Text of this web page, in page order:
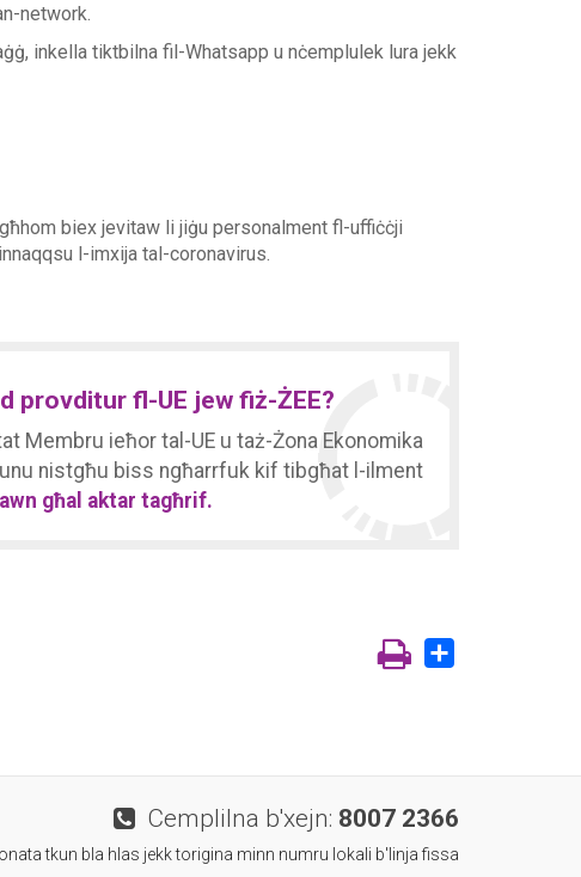
network.
inkella tiktbilna fil-Whatsapp u nċemplulek lura jekk
biex jevitaw li jiġu personalment fl-uffiċċji
l-imxija tal-coronavirus.
provditur fl-UE jew fiż-ŻEE?
Membru ieħor tal-UE u taż-Żona Ekonomika
nistgħu biss ngħarrfuk kif tibgħat l-ilment
għal aktar tagħrif.
Cemplilna b'xejn: 8007 2366
tkun bla hlas jekk torigina minn numru lokali b'linja fissa